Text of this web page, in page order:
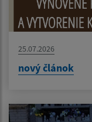
25.07.2026
nový článok